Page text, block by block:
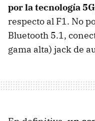
por la tecnología 5G
respecto al F1. No
Bluetooth 5.1,
gama alta) jack de